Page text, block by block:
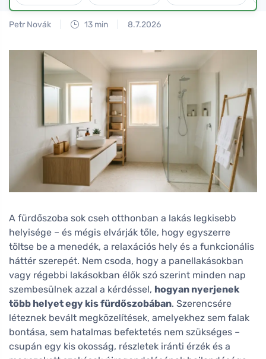
Petr Novák 13 min 8.7.2026
A fürdőszoba sok cseh otthonban a lakás legkisebb
helyisége – és mégis elvárják tőle, hogy egyszerre
töltse be a menedék, a relaxációs hely és a funkcionális
háttér szerepét. Nem csoda, hogy a panellakásokban
vagy régebbi lakásokban élők szó szerint minden nap
szembesülnek azzal a kérdéssel, hogyan nyerjenek
több helyet egy kis fürdőszobában. Szerencsére
léteznek bevált megközelítések, amelyekhez sem falak
bontása, sem hatalmas befektetés nem szükséges –
csupán egy kis okosság, részletek iránti érzék és a